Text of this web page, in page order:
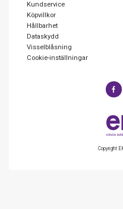
Kundservice
Köpvillkor
Hållbarhet
Dataskydd
Visselblåsning
Cookie-inställningar
Copyright